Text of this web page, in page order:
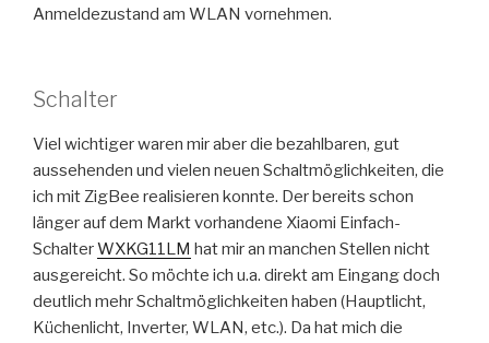
Anmeldezustand am WLAN vornehmen.
Schalter
Viel wichtiger waren mir aber die bezahlbaren, gut
aussehenden und vielen neuen Schaltmöglichkeiten, die
ich mit ZigBee realisieren konnte. Der bereits schon
länger auf dem Markt vorhandene Xiaomi Einfach-
SchalterWXKG11LM hat mir an manchen Stellen nicht
ausgereicht. So möchte ich u.a. direkt am Eingang doch
deutlich mehr Schaltmöglichkeiten haben (Hauptlicht,
Küchenlicht, Inverter, WLAN, etc.). Da hat mich die